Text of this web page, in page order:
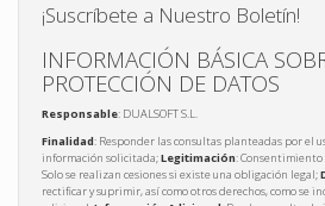
¡Suscríbete a Nuestro Boletín!
INFORMACIÓN BÁSICA
PROTECCIÓN DE DATOS
Responsable: DUALSOFT S.L.
Finalidad: Responder las consultas planteadas por el
información solicitada;Legitimación: Consentimiento
Solo se realizan cesiones si existe una obligación legal;
rectificar y suprimir, así como otros derechos, como se